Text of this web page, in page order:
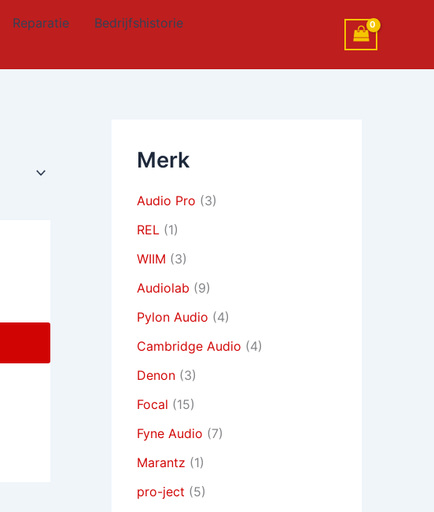
Reparatie
Bedrijfshistorie
Merk
Audio Pro (3)
REL (1)
WIIM (3)
Audiolab (9)
Pylon Audio (4)
Cambridge Audio (4)
Denon (3)
Focal (15)
Fyne Audio (7)
Marantz (1)
pro-ject (5)